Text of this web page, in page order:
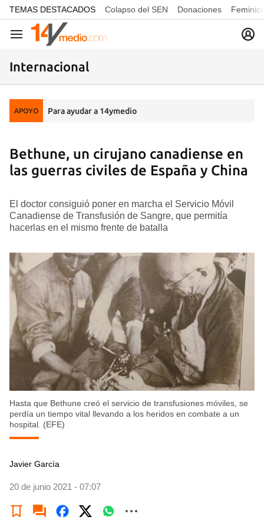
common.go-to-content
TEMAS DESTACADOS Colapso del SEN Donaciones
Navegación
Internacional
APOYO Para ayudar a 14ymedio
Bethune, un cirujano canadiense en
las guerras civiles de España y China
El doctor consiguió poner en marcha el Servicio Móvil
Canadiense de Transfusión de Sangre, que permitía
hacerlas en el mismo frente de batalla
Hasta que Bethune creó el servicio de transfusiones móviles, se
perdía un tiempo vital llevando a los heridos en combate a un
hospital. (EFE)
Javier García
20 de junio 2021 - 07:07